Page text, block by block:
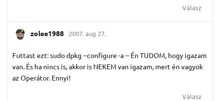
Válasz
zolee1988 2007. aug 27.
Futtast ezt: sudo dpkg --configure -a -- Én TUDOM, hogy igazam
van. És ha nincs is, akkor is NEKEM van igazam, mert én vagyok
az Operátor. Ennyi!
Válasz